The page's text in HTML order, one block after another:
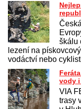
škálu
lezení na
vodáctví nebo
vody i
VIA
trasy